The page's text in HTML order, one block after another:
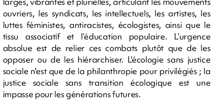
ouvriers, les syndicats, les intellectuels, les artistes, les
luttes féministes, antiracistes, écologistes, ainsi que le
tissu associatif et l’éducation populaire. L’urgence
absolue est de relier ces combats plutôt que de les
opposer ou de les hiérarchiser. L'écologie sans justice
sociale n'est que de la philanthropie pour privilégiés ; la
justice sociale sans transition écologique est une
impasse pour les générations futures.